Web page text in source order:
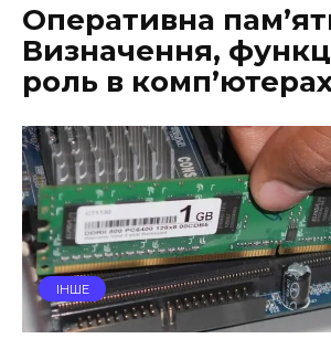
Оперативна
Визначення,
роль в
ІНШЕ